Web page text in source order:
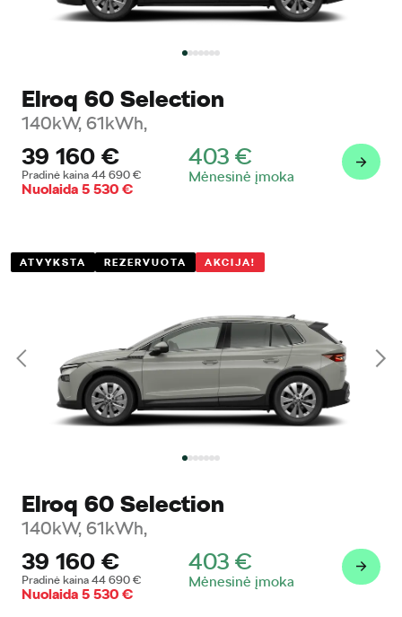
Elroq 60 Selection
140kW, 61kWh,
39 160 €
Pradinė kaina 44 690 €
Nuolaida 5 530 €
403 €
Mėnesinė įmoka
ATVYKSTA REZERVUOTA AKCIJA!
Elroq 60 Selection
140kW, 61kWh,
39 160 €
Pradinė kaina 44 690 €
Nuolaida 5 530 €
403 €
Mėnesinė įmoka